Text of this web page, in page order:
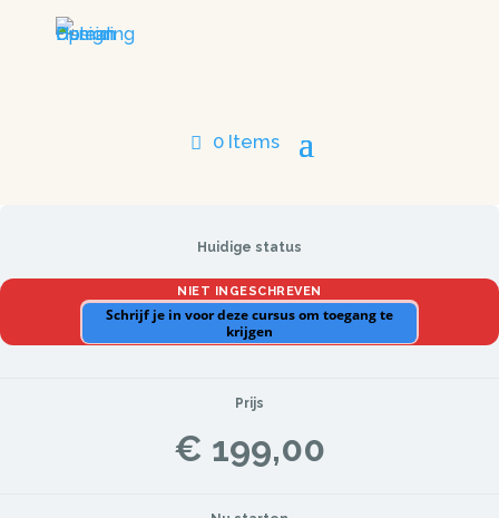
0 Items
Huidige status
NIET INGESCHREVEN
Schrijf je in voor deze cursus om toegang te
krijgen
Prijs
€ 199,00